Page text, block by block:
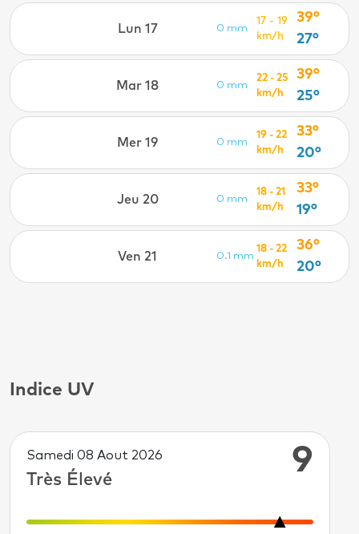
Lun 17 0 mm
17 - 19
km/h
39°
27°
Mar 18 0 mm
22 - 25
km/h
39°
25°
Mer 19 0 mm
19 - 22
km/h
33°
20°
Jeu 20 0 mm
18 - 21
km/h
33°
19°
Ven 21 0.1 mm
18 - 22
km/h
36°
20°
Indice UV
Samedi 08 Aout 2026
Très Élevé
9